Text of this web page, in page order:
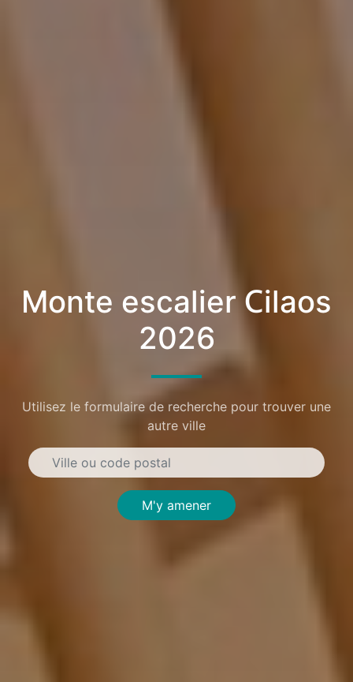
Monte escalier Cilaos
2026
Utilisez le formulaire de recherche pour trouver une
autre ville
M'y amener